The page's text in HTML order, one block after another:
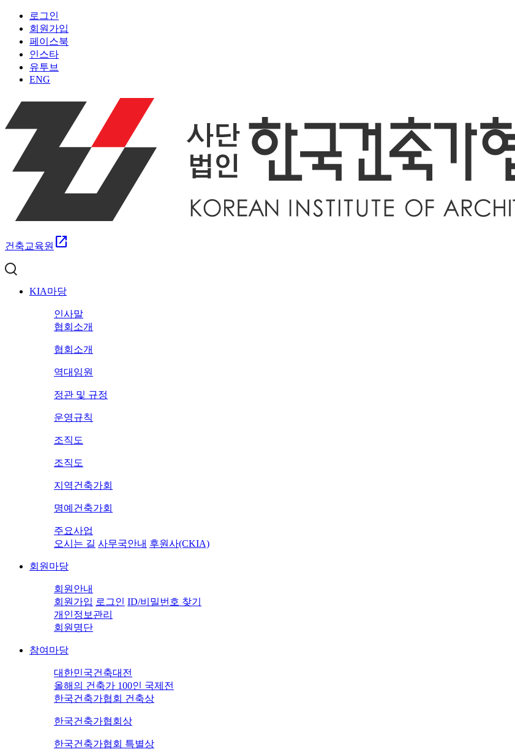
로그인
회원가입
페이스북
인스타
유투브
ENG
건축교육원 open_in_new
KIA마당
인사말
협회소개
협회소개
역대임원
정관 및 규정
운영규칙
조직도
조직도
지역건축가회
명예건축가회
주요사업
오시는 길 사무국안내 후원사(CKIA)
회원마당
회원안내
회원가입 로그인 ID/비밀번호 찾기
개인정보관리
회원명단
참여마당
대한민국건축대전
올해의 건축가 100인 국제전
한국건축가협회 건축상
한국건축가협회상
한국건축가협회 특별상